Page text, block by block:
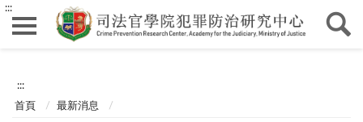
:::
:::
首頁 最新消息